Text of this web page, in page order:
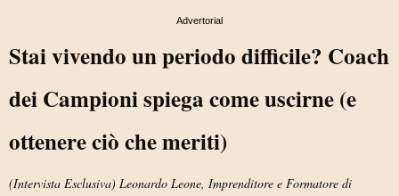
Advertorial
Stai vivendo un periodo difficile? Coach
dei Campioni spiega come uscirne (e
ottenere ciò che meriti)
(Intervista Esclusiva) Leonardo Leone, Imprenditore e Formatore di